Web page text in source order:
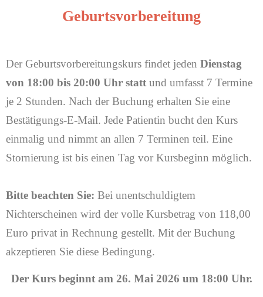
Geburtsvorbereitung
Der Geburtsvorbereitungskurs findet jeden Dienstag
von 18:00 bis 20:00 Uhr statt und umfasst 7 Termine
je 2 Stunden. Nach der Buchung erhalten Sie eine
Bestätigungs-E-Mail. Jede Patientin bucht den Kurs
einmalig und nimmt an allen 7 Terminen teil. Eine
Stornierung ist bis einen Tag vor Kursbeginn möglich.
Bitte beachten Sie: Bei unentschuldigtem
Nichterscheinen wird der volle Kursbetrag von 118,00
Euro privat in Rechnung gestellt. Mit der Buchung
akzeptieren Sie diese Bedingung.
Der Kurs beginnt am 26. Mai 2026 um 18:00 Uhr.